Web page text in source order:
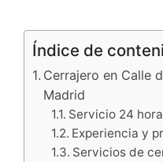
Índice de
Cerrajero en Calle
Madrid
Servicio 24
Experiencia y
Servicios de